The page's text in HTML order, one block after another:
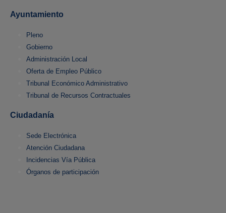
Ayuntamiento
Pleno
Gobierno
Administración Local
Oferta de Empleo Público
Tribunal Económico Administrativo
Tribunal de Recursos Contractuales
Ciudadanía
Sede Electrónica
Atención Ciudadana
Incidencias Vía Pública
Órganos de participación